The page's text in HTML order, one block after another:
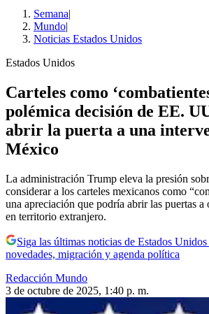
Semana|
Mundo|
Noticias Estados Unidos
Estados Unidos
Carteles como
polémica decisión de EE.
abrir la puerta a una
México
La administración Trump eleva la presión
considerar a los carteles mexicanos como
una apreciación que podría abrir las puertas a
en territorio extranjero.
Siga las últimas noticias de Estados
novedades, migración y agenda política
Redacción Mundo
3 de octubre de 2025, 1:40 p. m.